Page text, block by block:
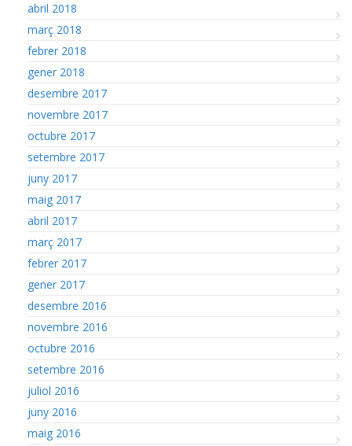
abril 2018
març 2018
febrer 2018
gener 2018
desembre 2017
novembre 2017
octubre 2017
setembre 2017
juny 2017
maig 2017
abril 2017
març 2017
febrer 2017
gener 2017
desembre 2016
novembre 2016
octubre 2016
setembre 2016
juliol 2016
juny 2016
maig 2016